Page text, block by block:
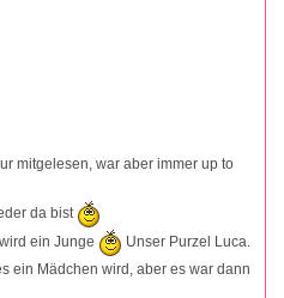
mitgelesen, war aber immer up to
da bist
ein Junge
Unser Purzel Luca.
ein Mädchen wird, aber es war dann